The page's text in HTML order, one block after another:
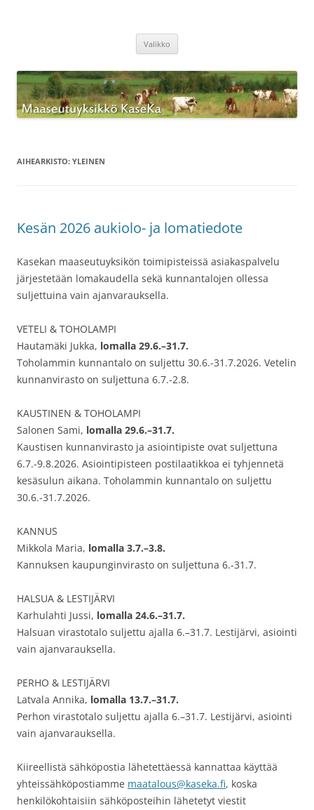
Valikko
AIHEARKISTO: YLEINEN
Kesän 2026 aukiolo- ja lomatiedote
Kasekan maaseutuyksikön toimipisteissä asiakaspalvelu
järjestetään lomakaudella sekä kunnantalojen ollessa
suljettuina vain ajanvarauksella.
VETELI & TOHOLAMPI
Hautamäki Jukka, lomalla 29.6.–31.7.
Toholammin kunnantalo on suljettu 30.6.-31.7.2026. Vetelin
kunnanvirasto on suljettuna 6.7.-2.8.
KAUSTINEN & TOHOLAMPI
Salonen Sami, lomalla 29.6.–31.7.
Kaustisen kunnanvirasto ja asiointipiste ovat suljettuna
6.7.-9.8.2026. Asiointipisteen postilaatikkoa ei tyhjennetä
kesäsulun aikana. Toholammin kunnantalo on suljettu
30.6.-31.7.2026.
KANNUS
Mikkola Maria, lomalla 3.7.–3.8.
Kannuksen kaupunginvirasto on suljettuna 6.-31.7.
HALSUA & LESTIJÄRVI
Karhulahti Jussi, lomalla 24.6.–31.7.
Halsuan virastotalo suljettu ajalla 6.–31.7. Lestijärvi, asiointi
vain ajanvarauksella.
PERHO & LESTIJÄRVI
Latvala Annika, lomalla 13.7.–31.7.
Perhon virastotalo suljettu ajalla 6.–31.7. Lestijärvi, asiointi
vain ajanvarauksella.
Kiireellistä sähköpostia lähetettäessä kannattaa käyttää
yhteissähköpostiamme maatalous@kaseka.fi, koska
henkilökohtaisiin sähköposteihin lähetetyt viestit